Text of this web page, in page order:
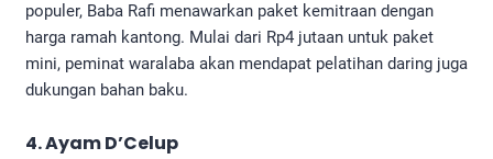
populer, Baba Rafi menawarkan paket kemitraan dengan
harga ramah kantong. Mulai dari Rp4 jutaan untuk paket
mini, peminat waralaba akan mendapat pelatihan daring juga
dukungan bahan baku.
4. Ayam D’Celup